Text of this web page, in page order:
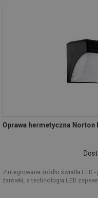
Oprawa hermetyczna Norton
Zintegrowane źródło światła LED
żarówki, a technologia LED